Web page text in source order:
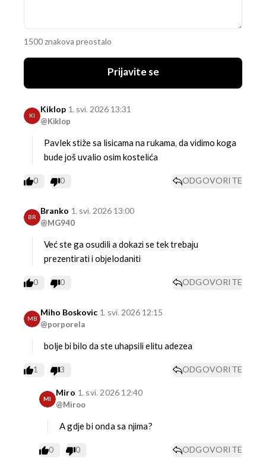
1500 znakova preostalo
Prijavite se
KI
Kiklop
@Kiklop
1. svi. 2026 13:31
Pavlek stiže sa lisicama na rukama, da vidimo koga
bude još uvalio osim kostelića
0 0 ODGOVORITE
BR
Branko
@MG940
1. svi. 2026 13:00
Već ste ga osudili a dokazi se tek trebaju
prezentirati i objelodaniti
0 0 ODGOVORITE
MB
Miho Boskovic
@porporela
1. svi. 2026 12:15
bolje bi bilo da ste uhapsili elitu adezea
1 3 ODGOVORITE
MI
Miro
@Miroo
1. svi. 2026 12:40
A gdje bi onda sa njima?
0 0 ODGOVORITE